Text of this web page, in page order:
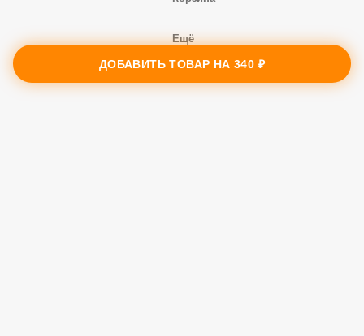
ДОБАВИТЬ ТОВАР НА340 ₽
Заказы
Корзина